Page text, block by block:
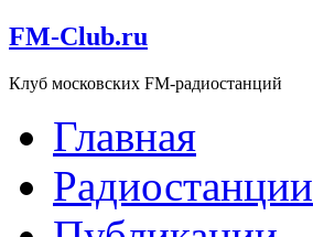
FM-Club.ru
Клуб московских FM-радиостанций
Главная
Радиостанции